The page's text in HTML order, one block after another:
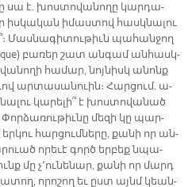
սա է. խոս­տովա­նո­ղը կար­դա­
իս­կա­կան ի­մաս­տով հասկ­նա­լու
Մաս­նա­գի­տու­թիւն պա­հան­ջող
բա­ռեր շատ ան­գամ ան­հասկ­
հա­մար, նոյ­նիսկ ա­նոնք
ար­տա­սա­նուին։ Հար­ցում. ա­
կա­րե­լի՞ է խոս­տո­վա­նած
մե­զի կը պար­
հար­ցում­նե­րը, քա­նի որ ան­
ո­րե­ւէ գործ եր­բեք նպա­
մը չ՚ու­նե­նար, քա­նի որ մարդ
ո­րո­շող եւ ըստ այնմ կեան­